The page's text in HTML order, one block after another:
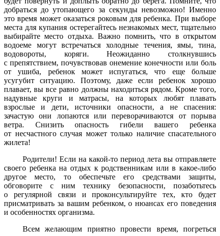
добраться до утопающего за секунды невозможно! Именно
это время может оказаться роковым для ребенка. При выборе
места для купания остерегайтесь незнакомых мест, тщательно
выбирайте место отдыха. Важно помнить, что в открытом
водоеме могут встречаться холодные течения, ямы, тина,
водовороты, коряги. Неожиданно столкнувшись
с препятствием, почувствовав онемение конечности или боль
от ушиба, ребенок может испугаться, что еще больше
усугубит ситуацию. Поэтому, даже если ребенок хорошо
плавает, вы все равно должны находиться рядом. Кроме того,
надувные круги и матрасы, на которых любят плавать
взрослые и дети, источники опасности, а не спасения:
зачастую они лопаются или переворачиваются от порыва
ветра. Снизить опасность гибели вашего ребенка
от несчастного случая может только наличие спасательного
жилета!
Родители! Если на какой-то период лета вы отправляете
своего ребенка на отдых к родственникам или в какое-либо
другое место, то обеспечьте его средствами защиты,
обговорите с ним технику безопасности, позаботьтесь
о регулярной связи и проконсультируйте тех, кто будет
присматривать за вашим ребенком, о нюансах его поведения
и особенностях организма.
Всем желающим приятно провести время, погреться